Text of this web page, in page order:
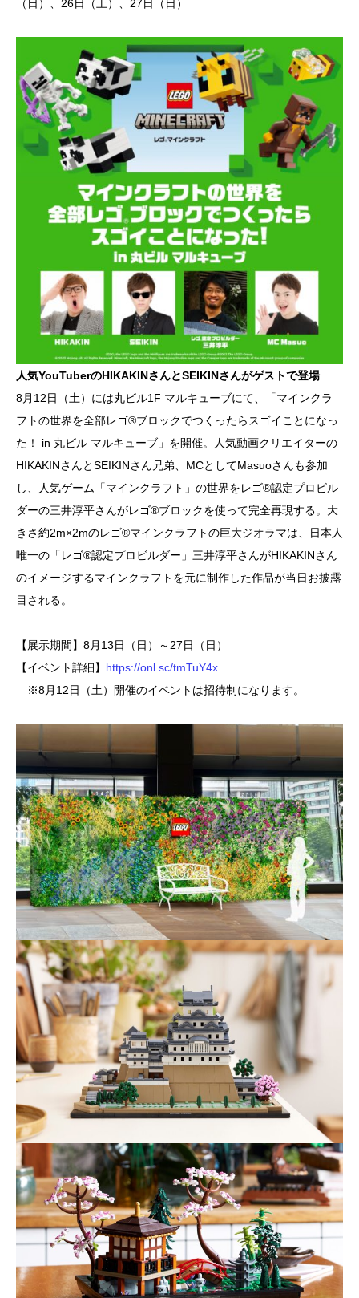
（日）、26日（土）、27日（日）
人気YouTuberのHIKAKINさんとSEIKINさんがゲストで登場
8月12日（土）には丸ビル1F マルキューブにて、「マインクラ
フトの世界を全部レゴ®ブロックでつくったらスゴイことになっ
た！ in 丸ビル マルキューブ」を開催。人気動画クリエイターの
HIKAKINさんとSEIKINさん兄弟、MCとしてMasuoさんも参加
し、人気ゲーム「マインクラフト」の世界をレゴ®認定プロビル
ダーの三井淳平さんがレゴ®ブロックを使って完全再現する。大
きさ約2m×2mのレゴ®マインクラフトの巨大ジオラマは、日本人
唯一の「レゴ®認定プロビルダー」三井淳平さんがHIKAKINさん
のイメージするマインクラフトを元に制作した作品が当日お披露
目される。
【展示期間】8月13日（日）～27日（日）
【イベント詳細】 https://onl.sc/tmTuY4x
※8月12日（土）開催のイベントは招待制になります。